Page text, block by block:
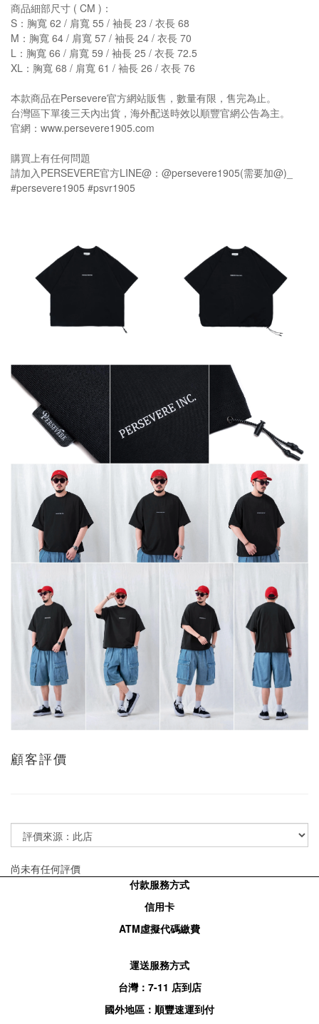
商品細部尺寸 ( CM )：
S：胸寬 62 / 肩寬 55 / 袖長 23 / 衣長 68
M：胸寬 64 / 肩寬 57 / 袖長 24 / 衣長 70
L：胸寬 66 / 肩寬 59 / 袖長 25 / 衣長 72.5
XL：胸寬 68 / 肩寬 61 / 袖長 26 / 衣長 76
本款商品在Persevere官方網站販售，數量有限，售完為止。
台灣區下單後三天內出貨，海外配送時效以順豐官網公告為主。
官網：www.persevere1905.com
購買上有任何問題
請加入PERSEVERE官方LINE@：@persevere1905(需要加@)_
#persevere1905 #psvr1905
顧客評價
尚未有任何評價
付款服務方式
信用卡
ATM虛擬代碼繳費
運送服務方式
台灣： 7-11 店到店
國外地區：順豐速運到付